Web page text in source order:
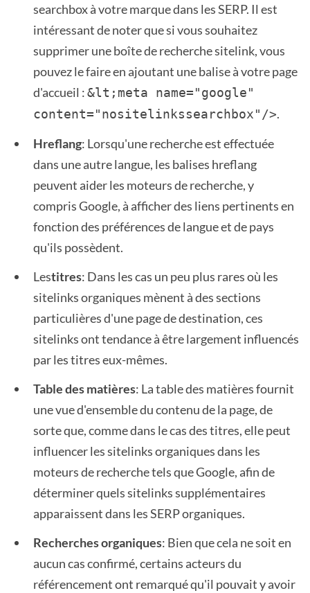
searchbox à votre marque dans les SERP. Il est
intéressant de noter que si vous souhaitez
supprimer une boîte de recherche sitelink, vous
pouvez le faire en ajoutant une balise à votre page
d'accueil :&lt;meta name="google"
content="nositelinkssearchbox"/>.
Hreflang: Lorsqu'une recherche est effectuée
dans une autre langue, les balises hreflang
peuvent aider les moteurs de recherche, y
compris Google, à afficher des liens pertinents en
fonction des préférences de langue et de pays
qu'ils possèdent.
Lestitres: Dans les cas un peu plus rares où les
sitelinks organiques mènent à des sections
particulières d'une page de destination, ces
sitelinks ont tendance à être largement influencés
par les titres eux-mêmes.
Table des matières: La table des matières fournit
une vue d'ensemble du contenu de la page, de
sorte que, comme dans le cas des titres, elle peut
influencer les sitelinks organiques dans les
moteurs de recherche tels que Google, afin de
déterminer quels sitelinks supplémentaires
apparaissent dans les SERP organiques.
Recherches organiques: Bien que cela ne soit en
aucun cas confirmé, certains acteurs du
référencement ont remarqué qu'il pouvait y avoir